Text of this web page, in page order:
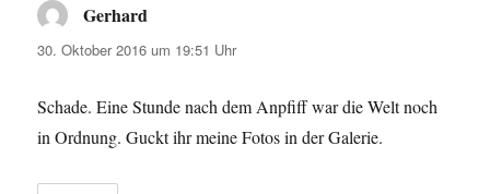
Gerhard
30. Oktober 2016 um 19:51 Uhr
Schade. Eine Stunde nach dem Anpfiff war die Welt noch
in Ordnung. Guckt ihr meine Fotos in der Galerie.